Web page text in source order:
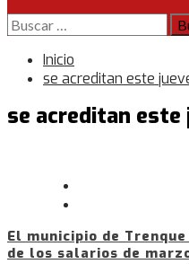
Buscar:
Inicio
se acreditan este
se acreditan este
El municipio de
de los salarios de